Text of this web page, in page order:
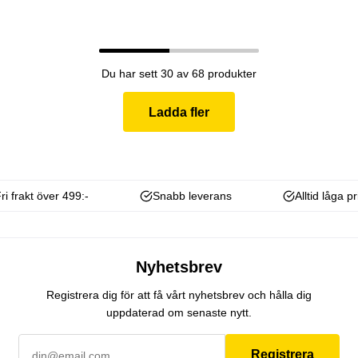
Du har sett 30 av 68 produkter
Ladda fler
frakt över 499:- Snabb leverans Alltid låga
Nyhetsbrev
Registrera dig för att få vårt nyhetsbrev och hålla dig
uppdaterad om senaste nytt.
Registrera